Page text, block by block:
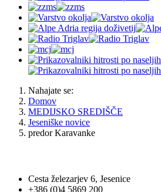
Nahajate se:
Domov
MEDIJSKO SREDIŠČE
Jeseniške novice
predor Karavanke
Cesta železarjev 6, Jesenice
+386 (0)4 5869 200